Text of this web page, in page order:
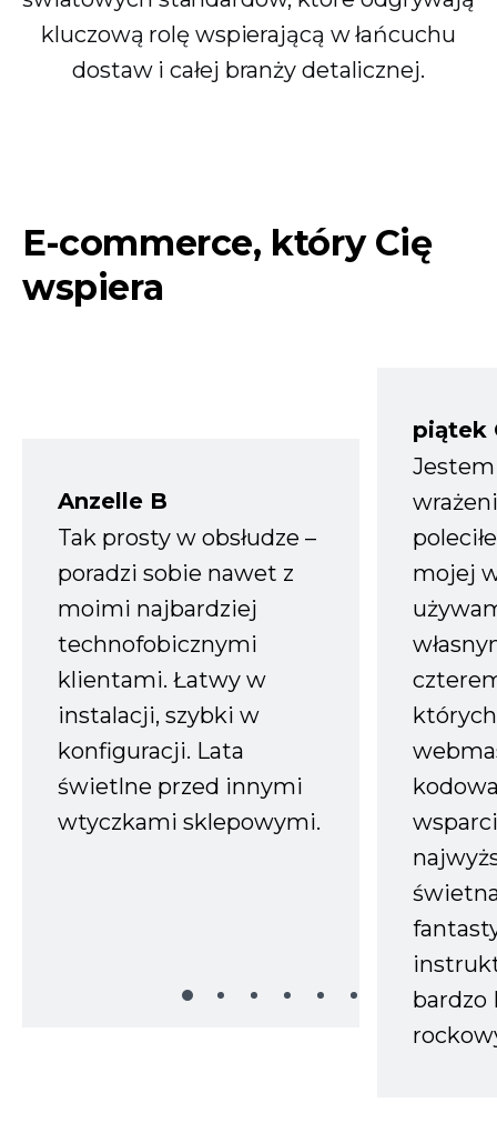
kluczową rolę wspierającą w łańcuchu
dostaw i całej branży detalicznej.
E-commerce, który Cię
wspiera
Anzelle B
Tak prosty w obsłudze –
poradzi sobie nawet z
moimi najbardziej
technofobicznymi
klientami. Łatwy w
instalacji, szybki w
konfiguracji. Lata
świetlne przed innymi
wtyczkami sklepowymi.
piątek
mojej
bardzo